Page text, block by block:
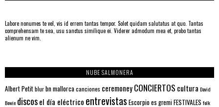
Labore nonumes te vel, vis id errem tantas tempor. Solet quidam salutatus at quo. Tantas
comprehensam te sea, usu sanctus similique ei. Viderer admodum mea et, probo tantas
alienum ne vim.
NUBE SALMONERA
Albert Petitblurbn mallorcacanciones ceremoneyCONCIERTOS cultura David
Bowie discosel día eléctrico entrevistas Escorpioes gremiFESTIVALES folk